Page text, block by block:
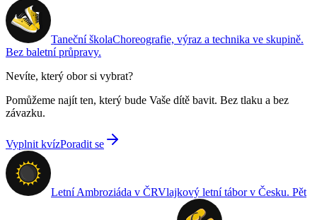
Taneční školaChoreografie, výraz a technika ve skupině.
Bez baletní průpravy.
Nevíte, který obor si vybrat?
Pomůžeme najít ten, který bude Vaše dítě bavit. Bez tlaku a bez
závazku.
Vyplnit kvízPoradit se
Letní Ambroziáda v ČRVlajkový letní tábor v Česku. Pět